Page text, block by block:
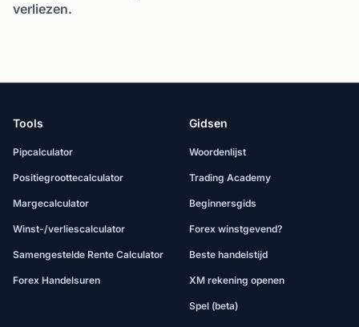
verliezen.
Tools
Pipcalculator
Positiegroottecalculator
Margecalculator
Winst-/verliescalculator
Samengestelde Rente Calculator
Forex Handelsuren
Gidsen
Woordenlijst
Trading Academy
Beginnersgids
Forex winstgevend?
Beste handelstijd
XM rekening openen
Spel (beta)